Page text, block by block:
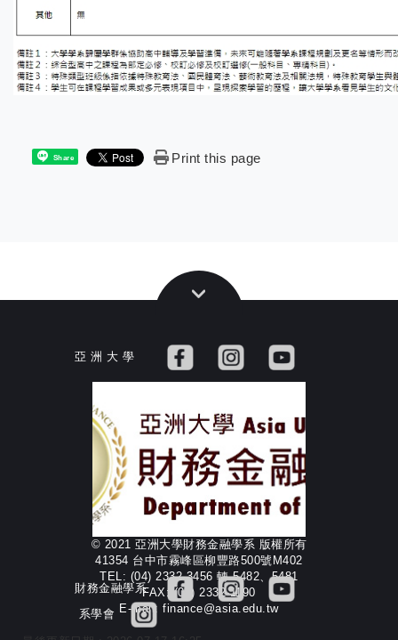
Share Print this page
亞 洲 大 學
© 2021 亞洲大學財務金融學系 版權所有
41354 台中市霧峰區柳豐路500號M402
TEL: (04) 2332-3456 轉 5482、5481
FAX: (04) 2332-1190
E-mail: finance@asia.edu.tw
財務金融學系
系學會